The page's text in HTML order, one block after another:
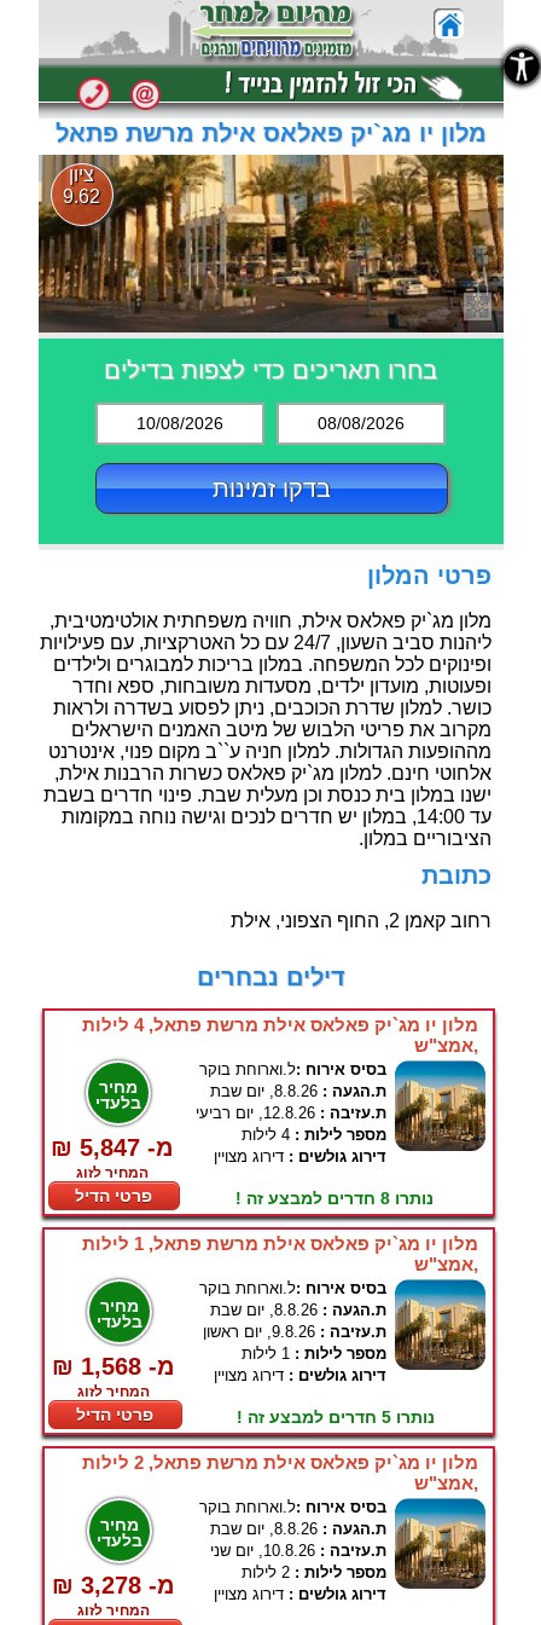
מלון יו מג`יק פאלאס אילת מרשת פתאל
ציון
9.62
בחרו תאריכים כדי לצפות בדילים
10/08/2026 08/08/2026
בדקו זמינות
פרטי המלון
מלון מג`יק פאלאס אילת, חוויה משפחתית אולטימטיבית,
ליהנות סביב השעון, 24/7 עם כל האטרקציות, עם פעילויות
ופינוקים לכל המשפחה. במלון בריכות למבוגרים ולילדים
ופעוטות, מועדון ילדים, מסעדות משובחות, ספא וחדר
כושר. למלון שדרת הכוכבים, ניתן לפסוע בשדרה ולראות
מקרוב את פריטי הלבוש של מיטב האמנים הישראלים
מההופעות הגדולות. למלון חניה ע``ב מקום פנוי, אינטרנט
אלחוטי חינם. למלון מג`יק פאלאס כשרות הרבנות אילת,
ישנו במלון בית כנסת וכן מעלית שבת. פינוי חדרים בשבת
עד 14:00, במלון יש חדרים לנכים וגישה נוחה במקומות
הציבוריים במלון.
כתובת
רחוב קאמן 2, החוף הצפוני, אילת
דילים נבחרים
מלון יו מג`יק פאלאס אילת מרשת פתאל, 4 לילות
,אמצ"ש
מחיר
בלעדי
₪ 5,847 -מ
המחיר לזוג
פרטי הדיל
בסיס אירוח :ל.וארוחת בוקר
ת.הגעה : 8.8.26, יום שבת
ת.עזיבה : 12.8.26, יום רביעי
מספר לילות : 4 לילות
דירוג גולשים : דירוג מצויין
נותרו 8 חדרים למבצע זה !
מלון יו מג`יק פאלאס אילת מרשת פתאל, 1 לילות
,אמצ"ש
מחיר
בלעדי
₪ 1,568 -מ
המחיר לזוג
פרטי הדיל
בסיס אירוח :ל.וארוחת בוקר
ת.הגעה : 8.8.26, יום שבת
ת.עזיבה : 9.8.26, יום ראשון
מספר לילות : 1 לילות
דירוג גולשים : דירוג מצויין
נותרו 5 חדרים למבצע זה !
מלון יו מג`יק פאלאס אילת מרשת פתאל, 2 לילות
,אמצ"ש
מחיר
בלעדי
₪ 3,278 -מ
המחיר לזוג
בסיס אירוח :ל.וארוחת בוקר
ת.הגעה : 8.8.26, יום שבת
ת.עזיבה : 10.8.26, יום שני
מספר לילות : 2 לילות
דירוג גולשים : דירוג מצויין
נגישות
נגישות